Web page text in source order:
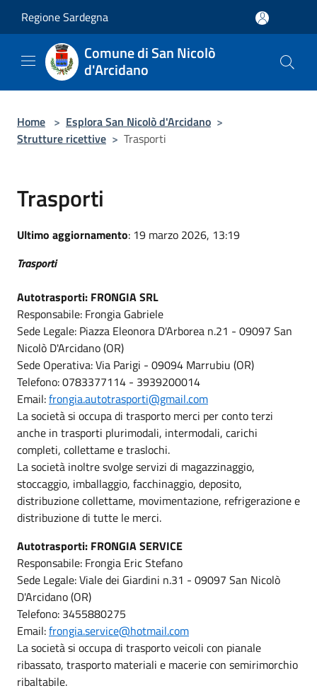
Regione Sardegna
Comune di San Nicolò
d'Arcidano
Home > Esplora San Nicolò d'Arcidano >
Strutture ricettive > Trasporti
Trasporti
Ultimo aggiornamento: 19 marzo 2026, 13:19
Trasporti
Autotrasporti: FRONGIA SRL
Responsabile: Frongia Gabriele
Sede Legale: Piazza Eleonora D'Arborea n.21 - 09097 San
Nicolò D'Arcidano (OR)
Sede Operativa: Via Parigi - 09094 Marrubiu (OR)
Telefono: 0783377114 - 3939200014
Email:frongia.autotrasporti@gmail.com
La società si occupa di trasporto merci per conto terzi
anche in trasporti plurimodali, intermodali, carichi
completi, collettame e traslochi.
La società inoltre svolge servizi di magazzinaggio,
stoccaggio, imballaggio, facchinaggio, deposito,
distribuzione collettame, movimentazione, refrigerazione e
distribuzione di tutte le merci.
Autotrasporti: FRONGIA SERVICE
Responsabile: Frongia Eric Stefano
Sede Legale: Viale dei Giardini n.31 - 09097 San Nicolò
D'Arcidano (OR)
Telefono: 3455880275
Email:frongia.service@hotmail.com
La società si occupa di trasporto veicoli con pianale
ribassato, trasporto materiali e macerie con semirimorchio
ribaltabile.